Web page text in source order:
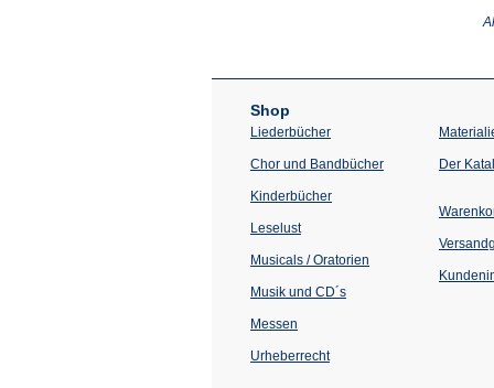
Shop
Liederbücher
Chor und Bandbücher
Kinderbücher
Leselust
Musicals / Oratorien
Musik und CD´s
Messen
Urheberrecht
Der